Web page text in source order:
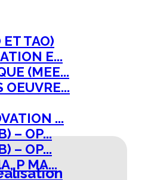
TAO)
E...
(MEE...
...
– OP...
– OP...
P MA...